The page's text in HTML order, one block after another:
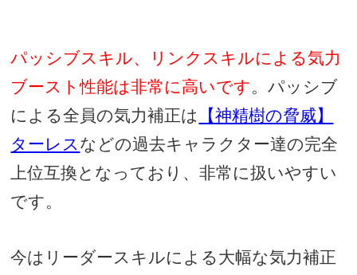
パッシブスキル、リンクスキルによる気力
ブースト性能は非常に高いです。パッシブ
による全員の気力補正は
【神精樹の脅威】
ターレスなどの過去キャラクター達の完全
上位互換となっており、非常に扱いやすい
です。
今はリーダースキルによる大幅な気力補正